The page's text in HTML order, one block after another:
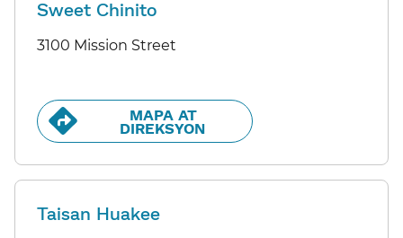
Sweet Chinito
3100 Mission Street
MAPA AT
DIREKSYON​​
Taisan Huakee